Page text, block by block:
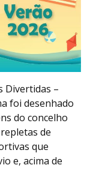
Divertidas –
foi desenhado
do concelho
de
que
e, acima de